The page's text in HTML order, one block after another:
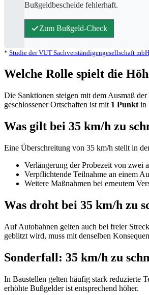
Bußgeldbescheide fehlerhaft.
Zum Bußgeld-Check
* Studie der VUT Sachverständigengesellschaft
Welche Rolle spielt die
Die Sanktionen steigen mit dem Ausmaß
geschlossener Ortschaften ist mit 1 Punkt in
Was gilt bei 35 km/h zu
Eine Überschreitung von 35 km/h stellt in
Verlängerung der Probezeit von zwei
Verpflichtende Teilnahme an einem
Weitere Maßnahmen bei erneutem
Was droht bei 35 km/h zu
Auf Autobahnen gelten auch bei freier
geblitzt wird, muss mit denselben
Sonderfall: 35 km/h zu
In Baustellen gelten häufig stark reduzierte
erhöhte Bußgelder ist entsprechend höher.